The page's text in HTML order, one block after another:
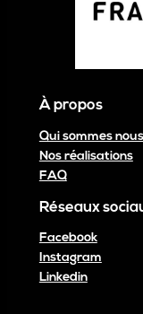
À propos
Qui sommes
Nos réalisations
FAQ
Réseaux
Facebook
Instagram
Linkedin